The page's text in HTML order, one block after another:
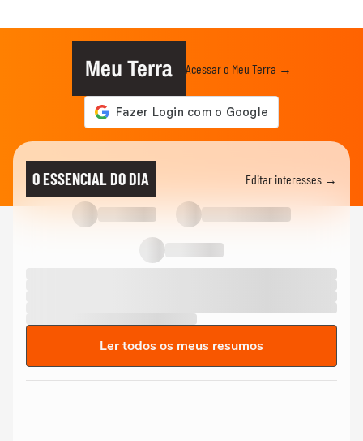
Meu Terra Acessar o Meu Terra →
O ESSENCIAL DO DIA Editar interesses →
Ler todos os meus resumos